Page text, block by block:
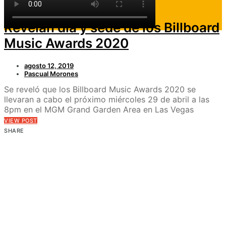
Noticias
Revelan día y sede de los Billboard
Music Awards 2020
agosto 12, 2019
Pascual Morones
Se reveló que los Billboard Music Awards 2020 se
llevaran a cabo el próximo miércoles 29 de abril a las
8pm en el MGM Grand Garden Area en Las Vegas
VIEW POST
SHARE